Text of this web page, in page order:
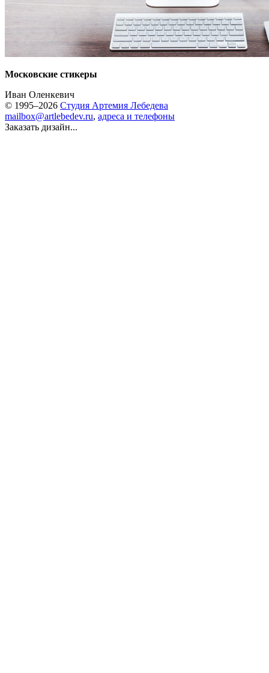
Московские стикеры
Иван Оленкевич
© 1995–2026 Студия Артемия Лебедева
mailbox@artlebedev.ru, адреса и телефоны
Заказать дизайн...